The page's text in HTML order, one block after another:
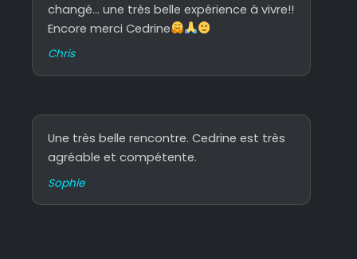
changé... une très belle expérience à vivre!!
Encore merci Cedrine
Chris
Une très belle rencontre. Cedrine est très
agréable et compétente.
Sophie